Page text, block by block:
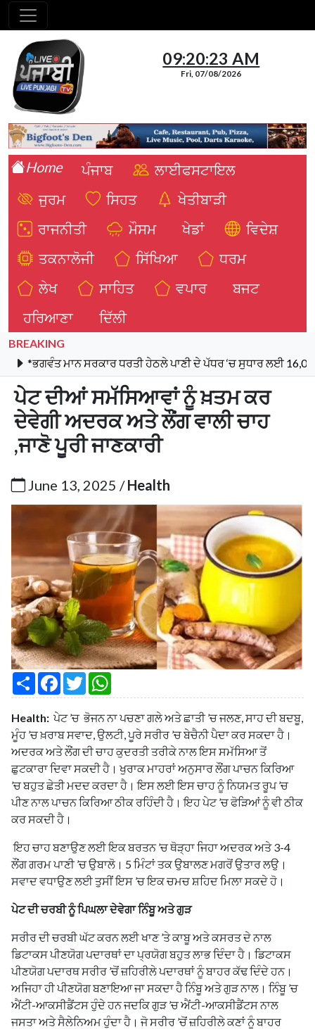
09:20:25 AM
Fri, 07/08/2026
Home ਪੰਜਾਬ
ਲਾਈਫਸਟਾਇਲ
ਜੁਰਮ
ਸਿਹਤ
ਖੇਤੀਬਾੜੀ
ਰਾਜਨੀਤੀ
ਮੌਸਮ ਖੇਡਾਂ
ਵਿਦੇਸ਼
ਤਕਨਾਲੋਜੀ
ਸਿੱਖਿਆ
ਧਰਮ
ਲੇਖ
ਸਾਹਿਤ ਵਪਾਰ
ਬਜਟ
ਹਰਿਆਣਾ
ਦਿੱਲੀ
BREAKING
ਮਾਨ ਸਰਕਾਰ ਧਰਤੀ ਹੇਠਲੇ ਪਾਣੀ ਦੇ ਪੱਧਰ ‘ਚ ਸੁਧਾਰ ਲਈ 16,000
ਪੇਟ ਦੀਆਂ ਸਮੱਸਿਆਵਾਂ ਨੂੰ ਖ਼ਤਮ ਕਰ
ਦੇਵੇਗੀ ਅਦਰਕ ਅਤੇ ਲੌਂਗ ਵਾਲੀ ਚਾਹ
,ਜਾਣੋ ਪੂਰੀ ਜਾਣਕਾਰੀ
June 13, 2025 /Health
S
a
r
e
F
c
e
b
o
o
k
T
w
i
t
t
e
r
a
t
s
A
p
p
Health: ਪੇਟ ’ਚ ਭੋਜਨ ਨਾ ਪਚਣਾ ਗਲੇ ਅਤੇ ਛਾਤੀ ’ਚ ਜਲਣ, ਸਾਹ ਦੀ ਬਦਬੂ,
ਮੂੰਹ ’ਚ ਖ਼ਰਾਬ ਸਵਾਦ, ਉਲਟੀ, ਪੂਰੇ ਸਰੀਰ ’ਚ ਬੇਚੈਨੀ ਪੈਦਾ ਕਰ ਸਕਦਾ ਹੈ।
ਅਦਰਕ ਅਤੇ ਲੌਂਗ ਦੀ ਚਾਹ ਕੁਦਰਤੀ ਤਰੀਕੇ ਨਾਲ ਇਸ ਸਮੱਸਿਆ ਤੋਂ
ਛੁਟਕਾਰਾ ਦਿਵਾ ਸਕਦੀ ਹੈ। ਖੁਰਾਕ ਮਾਹਰਾਂ ਅਨੁਸਾਰ ਲੌਂਗ ਪਾਚਨ ਕਿਰਿਆ
’ਚ ਬਹੁਤ ਛੇਤੀ ਮਦਦ ਕਰਦਾ ਹੈ। ਇਸ ਲਈ ਇਸ ਚਾਹ ਨੂੰ ਨਿਯਮਤ ਰੂਪ ’ਚ
ਪੀਣ ਨਾਲ ਪਾਚਨ ਕਿਰਿਆ ਠੀਕ ਰਹਿੰਦੀ ਹੈ। ਇਹ ਪੇਟ ’ਚ ਫੋੜਿਆਂ ਨੂੰ ਵੀ ਠੀਕ
ਕਰ ਸਕਦੀ ਹੈ।
ਇਹ ਚਾਹ ਬਣਾਉਣ ਲਈ ਇਕ ਬਰਤਨ ’ਚ ਥੋੜ੍ਹਾ ਜਿਹਾ ਅਦਰਕ ਅਤੇ 3-4
ਲੌਂਗ ਗਰਮ ਪਾਣੀ ’ਚ ਉਬਾਲੋ। 5 ਮਿੰਟਾਂ ਤਕ ਉਬਾਲਣ ਮਗਰੋਂ ਉਤਾਰ ਲਉ।
ਸਵਾਦ ਵਧਾਉਣ ਲਈ ਤੁਸੀਂ ਇਸ ’ਚ ਇਕ ਚਮਚ ਸ਼ਹਿਦ ਮਿਲਾ ਸਕਦੇ ਹੋ।
ਪੇਟ ਦੀ ਚਰਬੀ ਨੂੰ ਪਿਘਲਾ ਦੇਵੇਗਾ ਨਿੰਬੂ ਅਤੇ ਗੁੜ
ਸਰੀਰ ਦੀ ਚਰਬੀ ਘੱਟ ਕਰਨ ਲਈ ਖਾਣ ’ਤੇ ਕਾਬੂ ਅਤੇ ਕਸਰਤ ਦੇ ਨਾਲ
ਡਿਟਾਕਸ ਪੀਣਯੋਗ ਪਦਾਰਥਾਂ ਦਾ ਪ੍ਰਯੋਗ ਬਹੁਤ ਲਾਭ ਦਿੰਦਾ ਹੈ। ਡਿਟਾਕਸ
ਪੀਣਯੋਗ ਪਦਾਰਥ ਸਰੀਰ ’ਚੋਂ ਜ਼ਹਿਰੀਲੇ ਪਦਾਰਥਾਂ ਨੂੰ ਬਾਹਰ ਕੱਢ ਦਿੰਦੇ ਹਨ।
ਅਜਿਹਾ ਹੀ ਪੀਣਯੋਗ ਬਣਾਇਆ ਜਾ ਸਕਦਾ ਹੈ ਨਿੰਬੂ ਅਤੇ ਗੁੜ ਨਾਲ। ਨਿੰਬੂ ’ਚ
ਐਂਟੀ-ਆਕਸੀਡੈਂਟਸ ਹੁੰਦੇ ਹਨ ਜਦਕਿ ਗੁੜ ’ਚ ਐਂਟੀ-ਆਕਸੀਡੈਂਟਸ ਨਾਲ
ਜਸਤਾ ਅਤੇ ਸੈਲੇਨਿਅਮ ਹੁੰਦਾ ਹੈ। ਜੋ ਸਰੀਰ ’ਚੋਂ ਜ਼ਹਿਰੀਲੇ ਕਣਾਂ ਨੂੰ ਬਾਹਰ